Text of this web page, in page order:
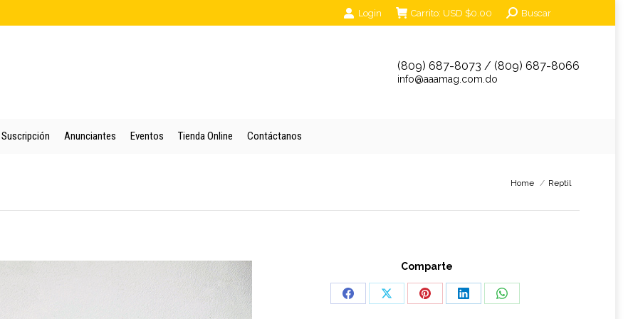
Login Carrito: USD $0.00 Search:Buscar
(809) 687-8073 / (809) 687-8066
info@aaamag.com.do
Suscripción Anunciantes Eventos Tienda Online Contáctanos
You are here:
Home Reptil
Comparte
Share
Share
Share
Share
Share
Quienes Somos Colección Puntos de Venta Suscripción Anunciantes Eventos Tienda Online Contáctanos